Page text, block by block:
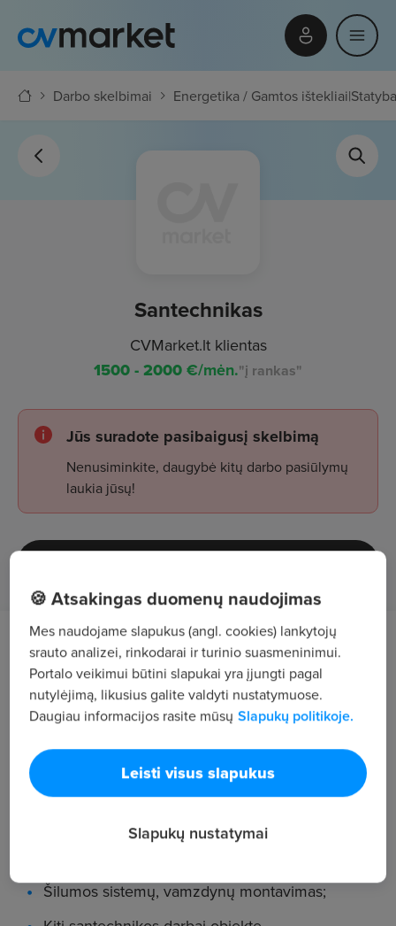
Darbo skelbimai Energetika / Gamtos ištekliai|
Santechnikas
CVMarket.lt klientas
1500 - 2000€/mėn."į rankas"
Jūs suradote pasibaigusį skelbimą
Nenusiminkite, daugybė kitų darbo pasiūlymų
laukia jūsų!
Vandentiekio, nuotekų, šildymo
vamzdynų montavimas, izoliavimas,
sistemos paleidimas
Reikalingi darbuotojaiVilniuje, betiš kitų miestų
galime apgyvendinti.
Vidaus santechnikos sistemų montavimo
Šilumos sistemų, vamzdynų montavimas;
🍪 Atsakingas duomenų naudojimas
Mes naudojame slapukus (angl. cookies) lankytojų
srauto analizei, rinkodarai ir turinio suasmeninimui.
Portalo veikimui būtini slapukai yra įjungti pagal
nutylėjimą, likusius galite valdyti nustatymuose.
Daugiau informacijos rasite mūsų Slapukų politikoje.
Leisti visus slapukus
Slapukų nustatymai